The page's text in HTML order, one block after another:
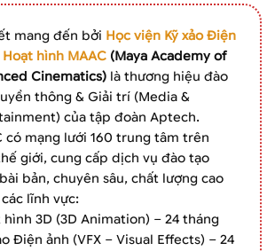
mang đến bởi Học viện Kỹ xảo Điện
Hoạt hình MAAC(Maya Academy of
Cinematics)là thương hiệu đào
thông & Giải trí (Media &
của tập đoàn Aptech.
có mạng lưới 160 trung tâm trên
giới, cung cấp dịch vụ đào tạo
bản, chuyên sâu, chất lượng cao
lĩnh vực:
hình 3D (3D Animation) – 24 tháng
Điện ảnh (VFX – Visual Effects) – 24